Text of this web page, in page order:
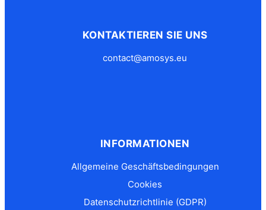
KONTAKTIEREN SIE UNS
contact@amosys.eu
INFORMATIONEN
Allgemeine Geschäftsbedingungen
Cookies
Datenschutzrichtlinie (GDPR)